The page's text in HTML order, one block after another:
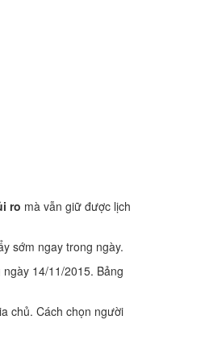
ro mà vẫn giữ được lịch
sớm ngay trong ngày.
14/11/2015. Bảng
chủ. Cách chọn người